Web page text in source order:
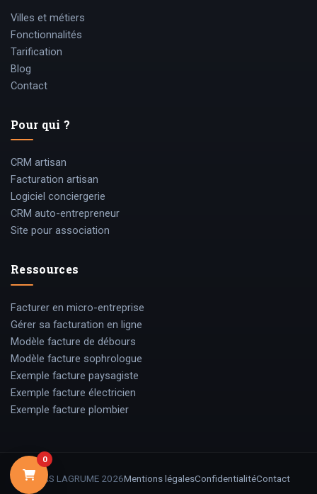
0
Villes et métiers
Fonctionnalités
Tarification
Blog
Contact
Pour qui ?
CRM artisan
Facturation artisan
Logiciel conciergerie
CRM auto-entrepreneur
Site pour association
Ressources
Facturer en micro-entreprise
Gérer sa facturation en ligne
Modèle facture de débours
Modèle facture sophrologue
Exemple facture paysagiste
Exemple facture électricien
Exemple facture plombier
© SAS LAGRUME 2026Mentions légalesConfidentialitéContact